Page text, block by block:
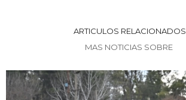
ARTICULOS RELACIONADOS
MAS NOTICIAS SOBRE